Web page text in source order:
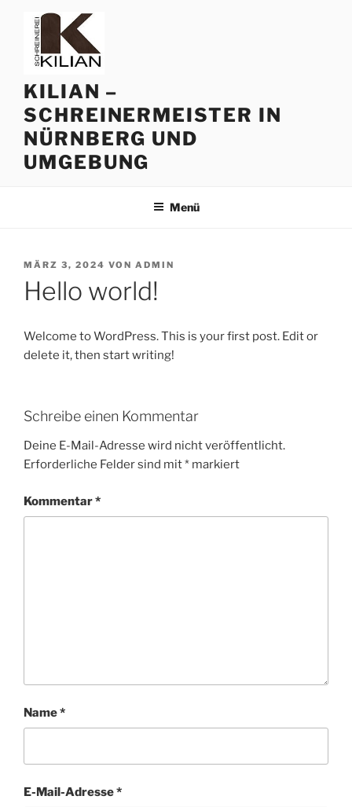
springen
KILIAN –
SCHREINERMEISTER IN
NÜRNBERG UND
UMGEBUNG
Menü
VERÖFFENTLICHT
MÄRZ 3, 2024 VON ADMIN
Hello world!
Welcome to WordPress. This is your first post. Edit or
delete it, then start writing!
Schreibe einen Kommentar
Deine E-Mail-Adresse wird nicht veröffentlicht.
Erforderliche Felder sind mit* markiert
Kommentar*
Name*
E-Mail-Adresse*